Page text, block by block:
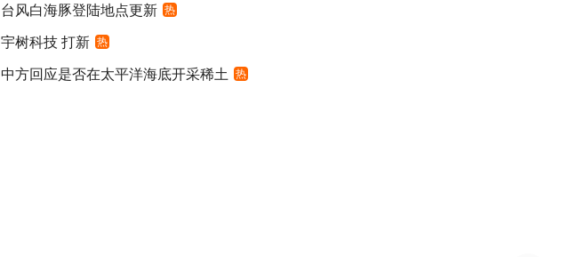
台风白海豚登陆地点更新 热
宇树科技 打新 热
中方回应是否在太平洋海底开采稀土 热